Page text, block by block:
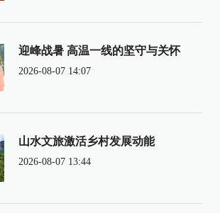
迎峰战暑 高温一线的坚守与关怀
2026-08-07 14:07
山水文旅激活乡村发展动能
2026-08-07 13:44